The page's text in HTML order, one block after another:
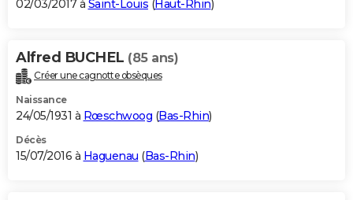
02/03/2017 à Saint-Louis (Haut-Rhin)
Alfred BUCHEL (85 ans)
Créer une cagnotte obsèques
Naissance
24/05/1931 à Rœschwoog (Bas-Rhin)
Décès
15/07/2016 à Haguenau (Bas-Rhin)